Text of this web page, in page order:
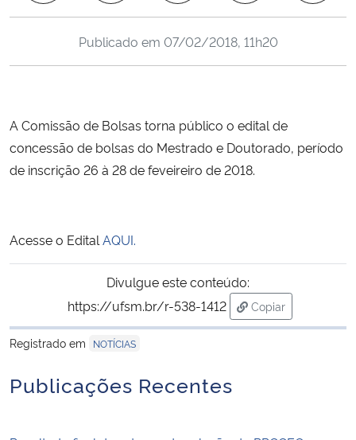
Ministério do Meio Ambiente
Ministério do Desenvolvimento Regional
Controladoria-Geral da União
Ministério da Mulher, da Família e dos Direitos Humanos
Secretaria-Geral
Publicado em 07/02/2018, 11h20
A Comissão de Bolsas torna público o edital de
concessão de bolsas do Mestrado e Doutorado, período
de inscrição 26 à 28 de feveireiro de 2018.
Acesse o Edital AQUI.
Divulgue este conteúdo:
https://ufsm.br/r-538-1412
Copiar
para área de
Registrado em
NOTÍCIAS
Publicações Recentes